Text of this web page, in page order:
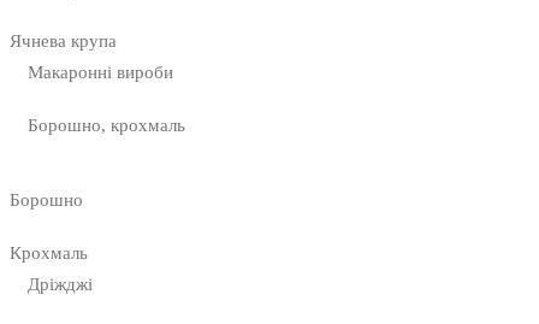
Ячнева крупа
Макаронні вироби
Борошно, крохмаль
Борошно
Крохмаль
Дріжджі